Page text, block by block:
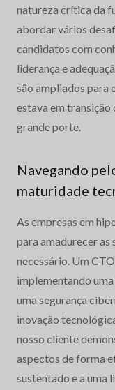
natureza crítica da
abordar vários
candidatos com
liderança e
são ampliados para
estava em transição
grande porte.
Navegando
maturidade
As empresas em
para amadurecer
necessário. Um
implementando
uma segurança
inovação
nosso cliente
aspectos de forma
sustentado e a uma